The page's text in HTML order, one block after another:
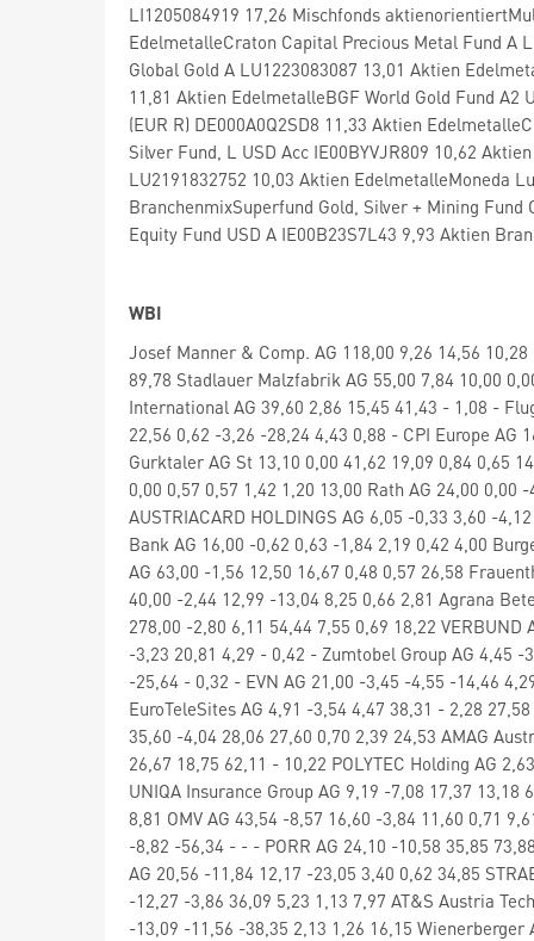
LI1205084919 17,26 Mischfonds
EdelmetalleCraton Capital Precious Metal Fund A
Global Gold A LU1223083087 13,01 Aktien
11,81 Aktien EdelmetalleBGF World Gold Fund
(EUR R) DE000A0Q2SD8 11,33 Aktien
Silver Fund, L USD Acc IE00BYVJR809 10,62
LU2191832752 10,03 Aktien EdelmetalleMoneda
BranchenmixSuperfund Gold, Silver + Mining
Equity Fund USD A IE00B23S7L43 9,93 Aktien
WBI
Josef Manner & Comp. AG 118,00 9,26 14,56
89,78 Stadlauer Malzfabrik AG 55,00 7,84 10,00
International AG 39,60 2,86 15,45 41,43 - 1,08 -
22,56 0,62 -3,26 -28,24 4,43 0,88 - CPI Europe AG
Gurktaler AG St 13,10 0,00 41,62 19,09 0,84 0,65
0,00 0,57 0,57 1,42 1,20 13,00 Rath AG 24,00
AUSTRIACARD HOLDINGS AG 6,05 -0,33 3,60 -
Bank AG 16,00 -0,62 0,63 -1,84 2,19 0,42 4,00
AG 63,00 -1,56 12,50 16,67 0,48 0,57 26,58
40,00 -2,44 12,99 -13,04 8,25 0,66 2,81 Agrana
278,00 -2,80 6,11 54,44 7,55 0,69 18,22
-3,23 20,81 4,29 - 0,42 - Zumtobel Group AG 4,45
-25,64 - 0,32 - EVN AG 21,00 -3,45 -4,55 -14,46
EuroTeleSites AG 4,91 -3,54 4,47 38,31 - 2,28
35,60 -4,04 28,06 27,60 0,70 2,39 24,53 AMAG
26,67 18,75 62,11 - 10,22 POLYTEC Holding AG
UNIQA Insurance Group AG 9,19 -7,08 17,37 13,18
8,81 OMV AG 43,54 -8,57 16,60 -3,84 11,60 0,71
-8,82 -56,34 - - - PORR AG 24,10 -10,58 35,85
AG 20,56 -11,84 12,17 -23,05 3,40 0,62 34,85
-12,27 -3,86 36,09 5,23 1,13 7,97 AT&S Austria
-13,09 -11,56 -38,35 2,13 1,26 16,15